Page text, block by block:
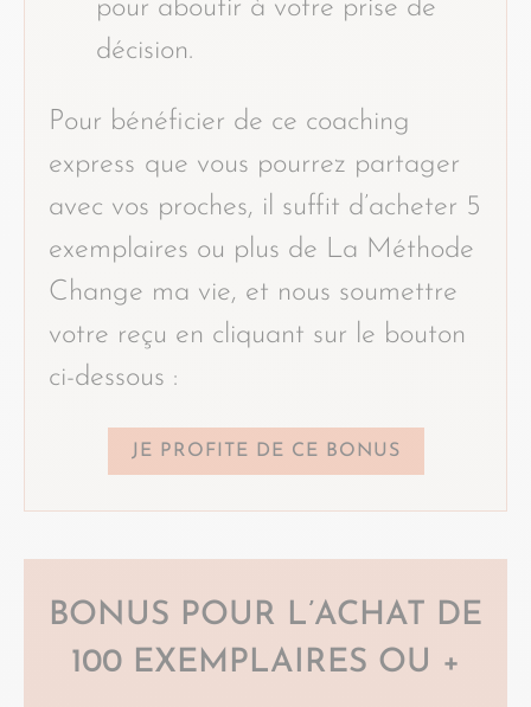
pour aboutir à votre prise de
décision.
Pour bénéficier de ce coaching
express que vous pourrez partager
avec vos proches, il suffit d’acheter 5
exemplaires ou plus de La Méthode
Change ma vie, et nous soumettre
votre reçu en cliquant sur le bouton
ci-dessous :
JE PROFITE DE CE BONUS
BONUS POUR L’ACHAT DE
100 EXEMPLAIRES OU +